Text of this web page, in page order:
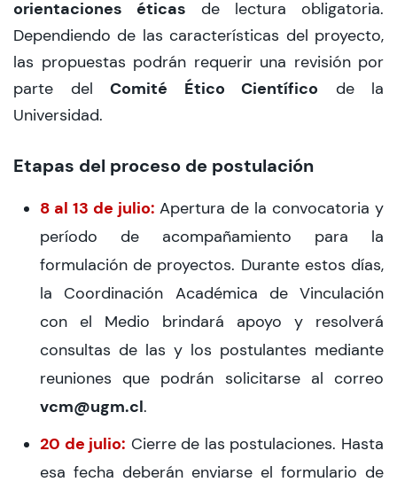
orientaciones éticas de lectura obligatoria.
Dependiendo de las características del proyecto,
las propuestas podrán requerir una revisión por
parte del Comité Ético Científico de la
Universidad.
Etapas del proceso de postulación
8 al 13 de julio: Apertura de la convocatoria y
período de acompañamiento para la
formulación de proyectos. Durante estos días,
la Coordinación Académica de Vinculación
con el Medio brindará apoyo y resolverá
consultas de las y los postulantes mediante
reuniones que podrán solicitarse al correo
vcm@ugm.cl.
20 de julio: Cierre de las postulaciones. Hasta
esa fecha deberán enviarse el formulario de